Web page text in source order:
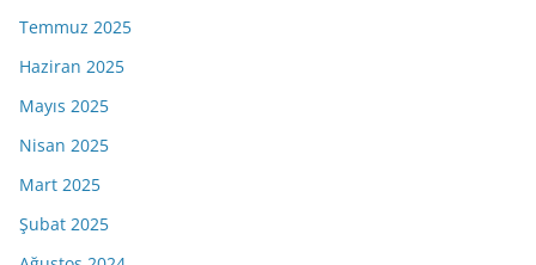
Temmuz 2025
Haziran 2025
Mayıs 2025
Nisan 2025
Mart 2025
Şubat 2025